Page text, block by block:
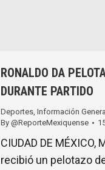
RONALDO DA
DURANTE PARTIDO
Deportes, Información General
By @ReporteMexiquense
CIUDAD DE MÉXICO,
recibió un pelotazo